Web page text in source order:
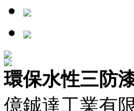
環保水性三防
億鋮達工業有